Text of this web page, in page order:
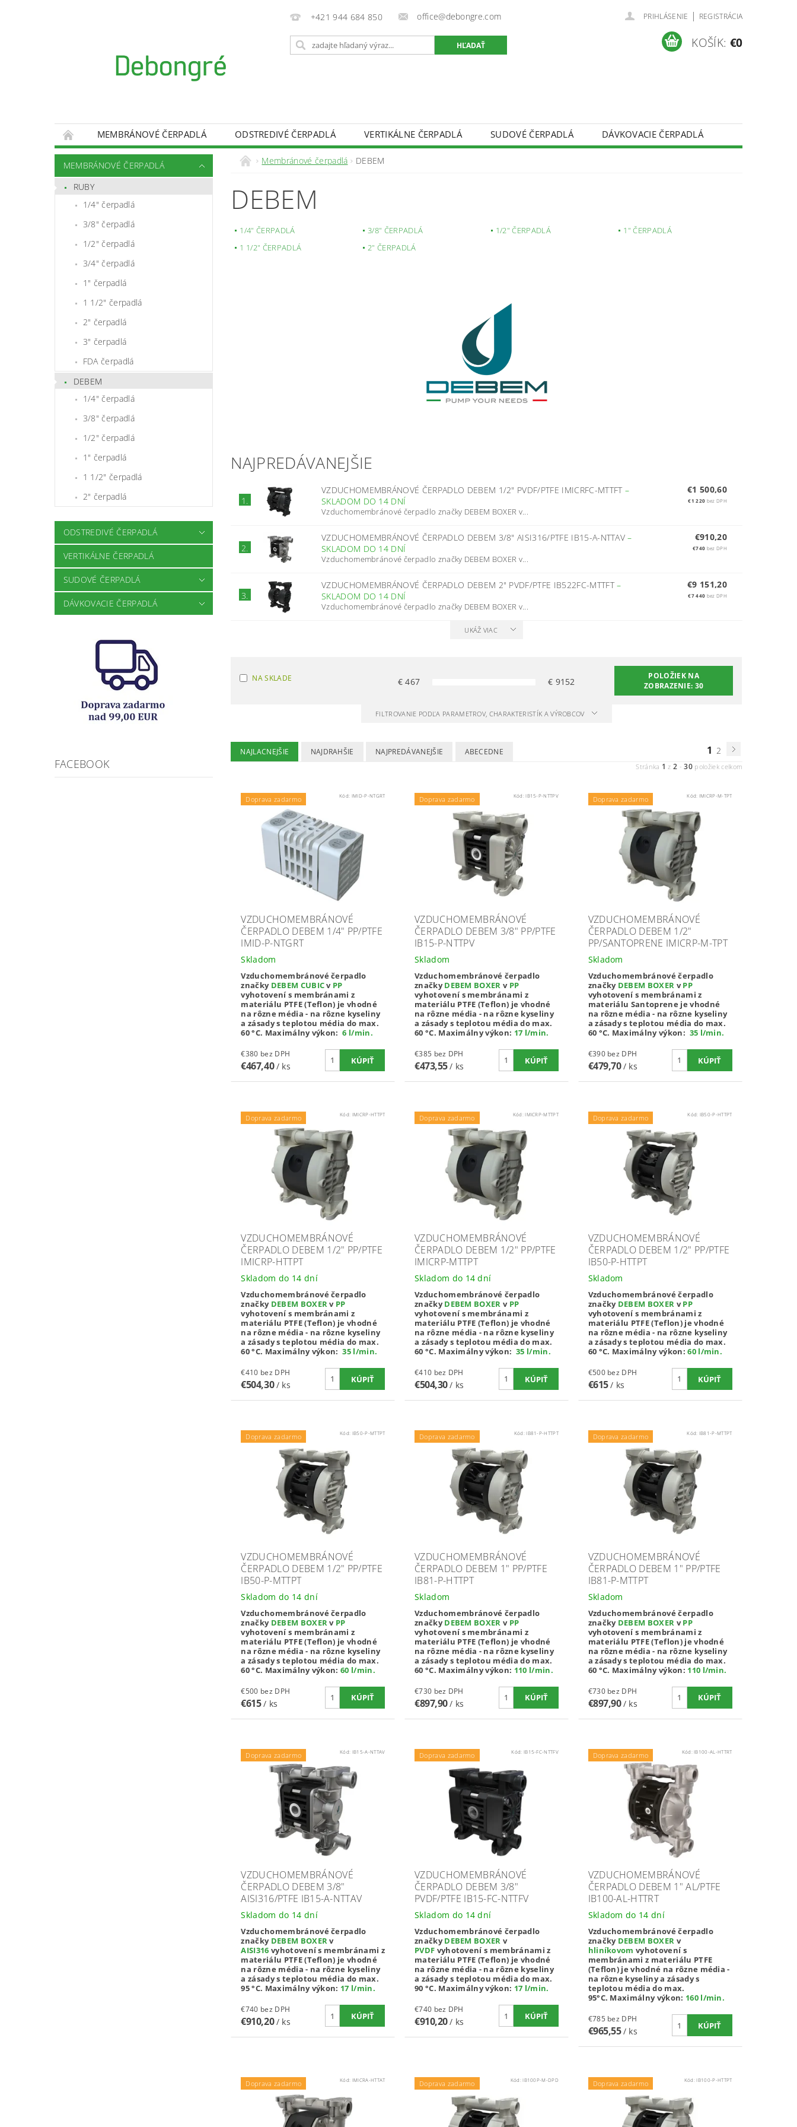
+421 944 684 850 office@debongre.com PRIHLÁSENIE | REGISTRÁCIA
KOŠÍK: €0
MEMBRÁNOVÉ ČERPADLÁ ODSTREDIVÉ ČERPADLÁ VERTIKÁLNE ČERPADLÁ SUDOVÉ ČERPADLÁ
DÁVKOVACIE ČERPADLÁ
KONTAKT
OBCHODNÉ PODMIENKY DOPRAVA A PLATBA
REKLAMAČNÝ PROTOKOL
ODSTÚPENIE OD ZMLUVY
MEMBRÁNOVÉ ČERPADLÁ
RUBY
1/4" čerpadlá
3/8" čerpadlá
1/2" čerpadlá
3/4" čerpadlá
1" čerpadlá
1 1/2" čerpadlá
2" čerpadlá
3" čerpadlá
FDA čerpadlá
DEBEM
1/4" čerpadlá
3/8" čerpadlá
1/2" čerpadlá
1" čerpadlá
1 1/2" čerpadlá
2" čerpadlá
ODSTREDIVÉ ČERPADLÁ
VERTIKÁLNE ČERPADLÁ
SUDOVÉ ČERPADLÁ
DÁVKOVACIE ČERPADLÁ
FACEBOOK
Membránové čerpadlá DEBEM
DEBEM
1/4" ČERPADLÁ 3/8" ČERPADLÁ 1/2" ČERPADLÁ
1" ČERPADLÁ
1 1/2" ČERPADLÁ
2" ČERPADLÁ
NAJPREDÁVANEJŠIE
1.
VZDUCHOMEMBRÁNOVÉ ČERPADLO DEBEM 1/2" PVDF/PTFE IMICRFC-MTTFT –
SKLADOM DO 14 DNÍ
Vzduchomembránové čerpadlo značky DEBEM BOXER v...
€1 500,60
€1 220 bez DPH
2.
VZDUCHOMEMBRÁNOVÉ ČERPADLO DEBEM 3/8" AISI316/PTFE IB15-A-NTTAV–
SKLADOM DO 14 DNÍ
Vzduchomembránové čerpadlo značky DEBEM BOXER v...
€910,20
€740 bez DPH
3.
VZDUCHOMEMBRÁNOVÉ ČERPADLO DEBEM 2" PVDF/PTFE IB522FC-MTTFT–
SKLADOM DO 14 DNÍ
Vzduchomembránové čerpadlo značky DEBEM BOXER v...
€9 151,20
€7 440 bez DPH
UKÁŽ VIAC
NA SKLADE €467 € 9152
POLOŽIEK NA
ZOBRAZENIE: 30
FILTROVANIE PODĽA PARAMETROV, CHARAKTERISTÍK A VÝROBCOV
NAJLACNEJŠIE NAJDRAHŠIE NAJPREDÁVANEJŠIE ABECEDNE 1 2
Stránka 1 z2 -30 položiek celkom
Doprava zadarmo Kód: IMID-P-NTGRT
VZDUCHOMEMBRÁNOVÉ
ČERPADLO DEBEM 1/4" PP/PTFE
IMID-P-NTGRT
Skladom
Vzduchomembránové čerpadlo
značky DEBEM CUBICv PP
vyhotovení s membránami z
materiálu PTFE (Teflon) je vhodné
na rôzne média - na rôzne kyseliny
a zásady s teplotou média do max.
60 °C. Maximálny výkon: 6 l/min.
€380 bez DPH
€467,40/ ks
Doprava zadarmo Kód:IB15-P-NTTPV
VZDUCHOMEMBRÁNOVÉ
ČERPADLO DEBEM 3/8" PP/PTFE
IB15-P-NTTPV
Skladom
Vzduchomembránové čerpadlo
značkyDEBEM BOXER v PP
vyhotovení s membránami z
materiálu PTFE (Teflon) je vhodné
na rôzne média - na rôzne kyseliny
a zásady s teplotou média do max.
60 °C. Maximálny výkon: 17 l/min.
€385 bez DPH
€473,55/ ks
Doprava zadarmo Kód: IMICRP-M-TPT
VZDUCHOMEMBRÁNOVÉ
ČERPADLO DEBEM 1/2"
PP/SANTOPRENE IMICRP-M-TPT
Skladom
Vzduchomembránové čerpadlo
značky DEBEM BOXER vPP
vyhotovení s membránami z
materiálu Santoprene je vhodné
na rôzne média - na rôzne kyseliny
a zásady s teplotou média do max.
60 °C. Maximálny výkon: 35 l/min.
€390 bez DPH
€479,70/ ks
Doprava zadarmo Kód: IMICRP-HTTPT
VZDUCHOMEMBRÁNOVÉ
ČERPADLO DEBEM 1/2" PP/PTFE
IMICRP-HTTPT
Skladom do 14 dní
Vzduchomembránové čerpadlo
značky DEBEM BOXERv PP
vyhotovení s membránami z
materiálu PTFE (Teflon) je vhodné
na rôzne média - na rôzne kyseliny
a zásady s teplotou média do max.
60 °C. Maximálny výkon: 35 l/min.
€410 bez DPH
€504,30/ ks
Doprava zadarmo Kód:IMICRP-MTTPT
VZDUCHOMEMBRÁNOVÉ
ČERPADLO DEBEM 1/2" PP/PTFE
IMICRP-MTTPT
Skladom do 14 dní
Vzduchomembránové čerpadlo
značkyDEBEM BOXER v PP
vyhotovení s membránami z
materiálu PTFE (Teflon) je vhodné
na rôzne média - na rôzne kyseliny
a zásady s teplotou média do max.
60 °C. Maximálny výkon: 35 l/min.
€410 bez DPH
€504,30/ ks
Doprava zadarmo Kód: IB50-P-HTTPT
VZDUCHOMEMBRÁNOVÉ
ČERPADLO DEBEM 1/2" PP/PTFE
IB50-P-HTTPT
Skladom
Vzduchomembránové čerpadlo
značky DEBEM BOXER vPP
vyhotovení s membránami z
materiálu PTFE (Teflon) je vhodné
na rôzne média - na rôzne kyseliny
a zásady s teplotou média do max.
60 °C. Maximálny výkon:60 l/min.
€500 bez DPH
€615/ ks
Doprava zadarmo Kód: IB50-P-MTTPT
VZDUCHOMEMBRÁNOVÉ
ČERPADLO DEBEM 1/2" PP/PTFE
IB50-P-MTTPT
Skladom do 14 dní
Vzduchomembránové čerpadlo
značky DEBEM BOXER v PP
vyhotovení s membránami z
materiálu PTFE (Teflon) je vhodné
na rôzne média - na rôzne kyseliny
a zásady s teplotou média do max.
60 °C. Maximálny výkon:60 l/min.
€500 bez DPH
€615/ ks
Doprava zadarmo Kód:IB81-P-HTTPT
VZDUCHOMEMBRÁNOVÉ
ČERPADLO DEBEM 1" PP/PTFE
IB81-P-HTTPT
Skladom
Vzduchomembránové čerpadlo
značkyDEBEM BOXER v PP
vyhotovení s membránami z
materiálu PTFE (Teflon) je vhodné
na rôzne média - na rôzne kyseliny
a zásady s teplotou média do max.
60 °C. Maximálny výkon: 110 l/min.
€730 bez DPH
€897,90/ ks
Doprava zadarmo Kód: IB81-P-MTTPT
VZDUCHOMEMBRÁNOVÉ
ČERPADLO DEBEM 1" PP/PTFE
IB81-P-MTTPT
Skladom
Vzduchomembránové čerpadlo
značky DEBEM BOXER vPP
vyhotovení s membránami z
materiálu PTFE (Teflon) je vhodné
na rôzne média - na rôzne kyseliny
a zásady s teplotou média do max.
60 °C. Maximálny výkon: 110 l/min.
€730 bez DPH
€897,90/ ks
Doprava zadarmo Kód: IB15-A-NTTAV
VZDUCHOMEMBRÁNOVÉ
ČERPADLO DEBEM 3/8"
AISI316/PTFE IB15-A-NTTAV
Skladom do 14 dní
Vzduchomembránové čerpadlo
značky DEBEM BOXERv
AISI316 vyhotovení s membránami z
materiálu PTFE (Teflon) je vhodné
na rôzne média - na rôzne kyseliny
a zásady s teplotou média do max.
95 °C. Maximálny výkon: 17 l/min.
€740 bez DPH
€910,20/ ks
Doprava zadarmo Kód: IB15-FC-NTTFV
VZDUCHOMEMBRÁNOVÉ
ČERPADLO DEBEM 3/8"
PVDF/PTFE IB15-FC-NTTFV
Skladom do 14 dní
Vzduchomembránové čerpadlo
značkyDEBEM BOXER v
PVDF vyhotovení s membránami z
materiálu PTFE (Teflon) je vhodné
na rôzne média - na rôzne kyseliny
a zásady s teplotou média do max.
90 °C. Maximálny výkon: 17 l/min.
€740 bez DPH
€910,20/ ks
Doprava zadarmo Kód:IB100-AL-HTTRT
VZDUCHOMEMBRÁNOVÉ
ČERPADLO DEBEM 1" AL/PTFE
IB100-AL-HTTRT
Skladom do 14 dní
Vzduchomembránové čerpadlo
značky DEBEM BOXER v
hliníkovom vyhotovení s
membránami z materiálu PTFE
(Teflon) je vhodné na rôzne média -
na rôzne kyseliny a zásady s
teplotou média do max.
95°C. Maximálny výkon: 160 l/min.
€785 bez DPH
€965,55/ ks
Doprava zadarmo Kód: IMICRA-HTTAT Doprava zadarmo Kód:IB100P-M-DPD Doprava zadarmo Kód:IB100-P-HTTPT